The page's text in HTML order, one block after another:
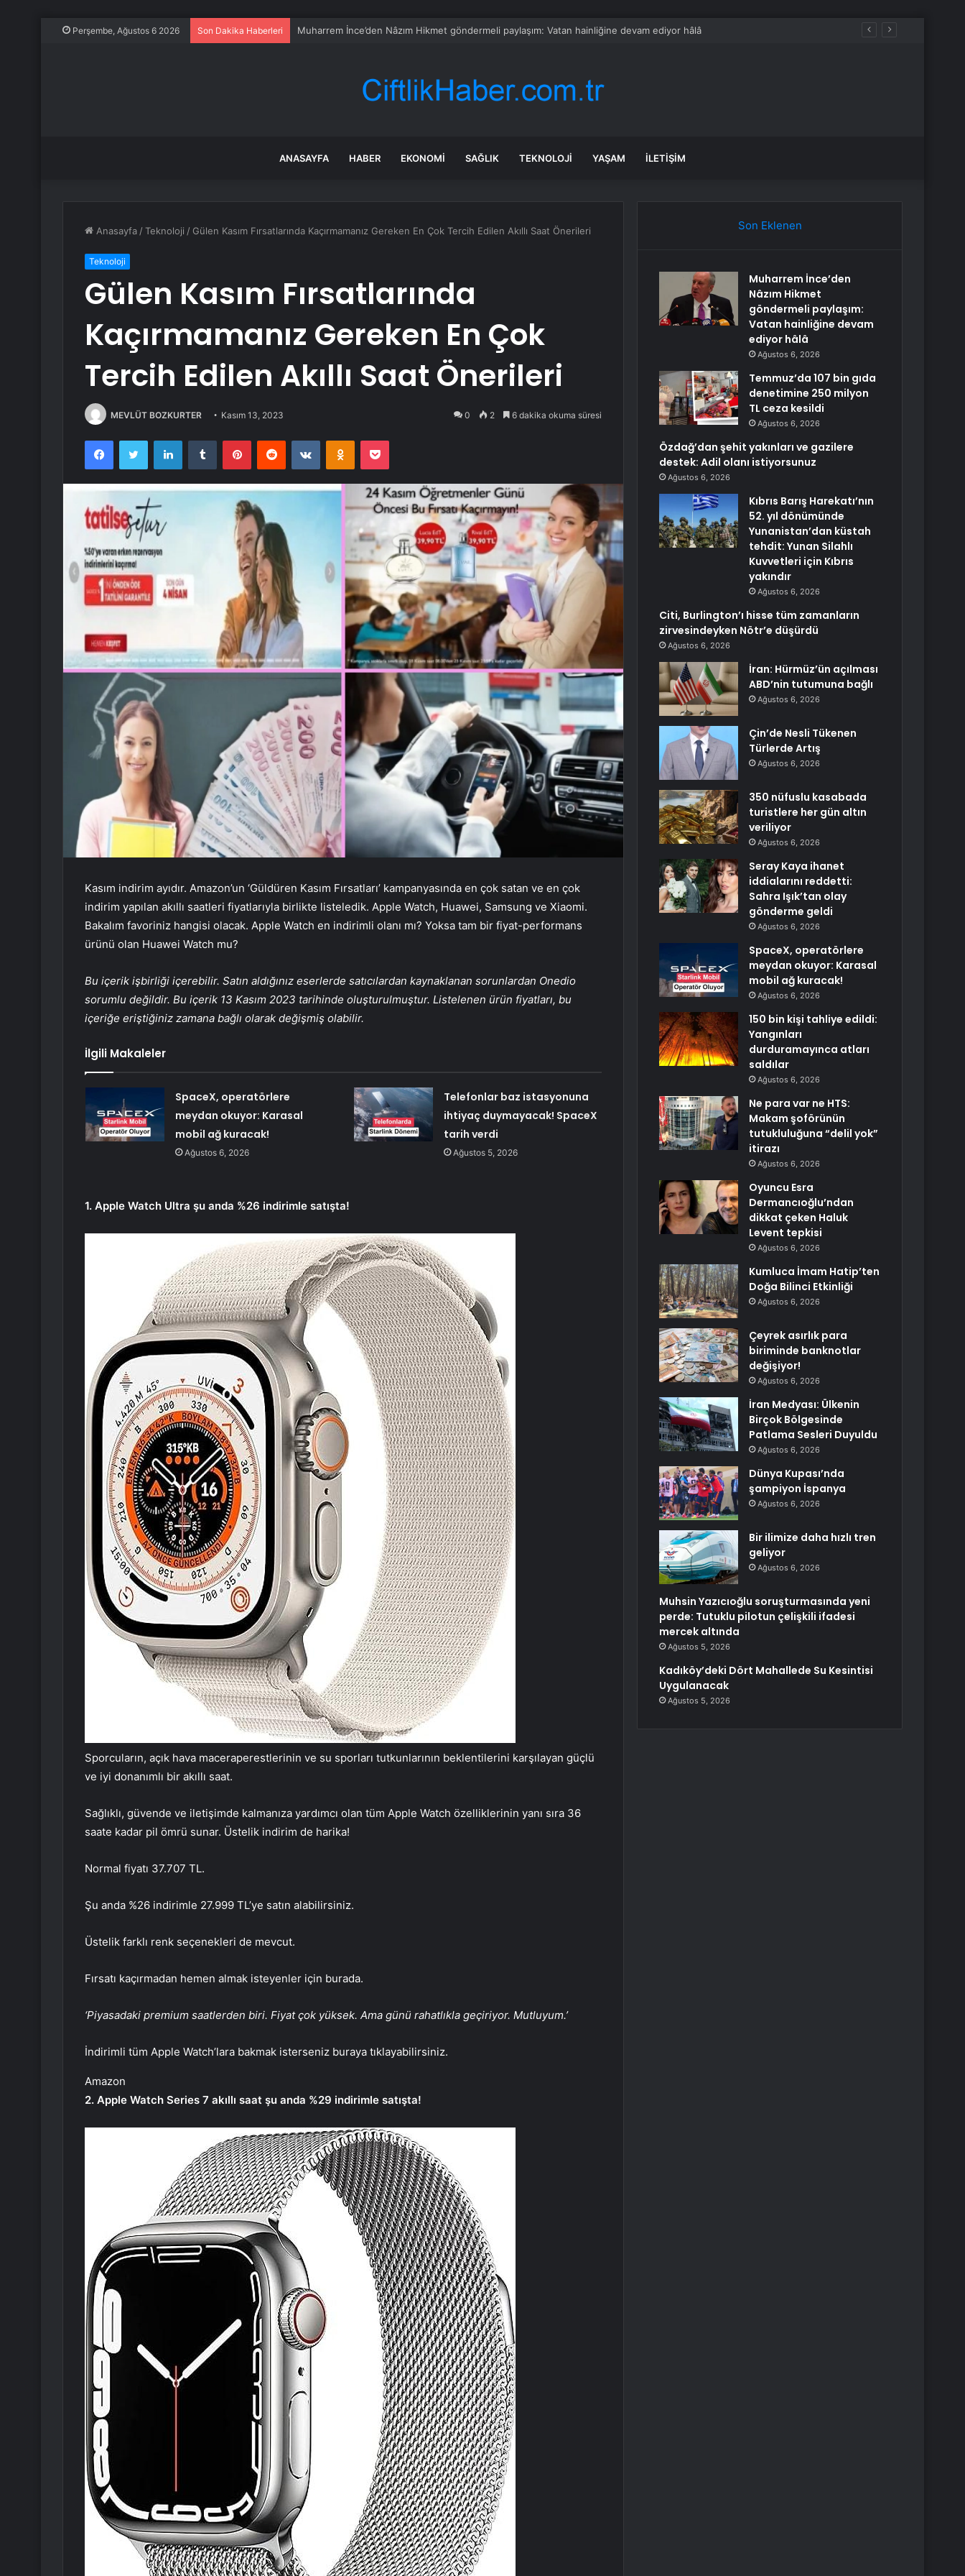
Perşembe, Ağustos 6 2026 Son Dakika Haberleri Temmuz’da 107 bin gıda denetimine 250 milyon TL ceza kesildi
ANASAYFA HABER EKONOMI SAĞLIK TEKNOLOJI YAŞAM İLETIŞIM
Anasayfa /Teknoloji / Gülen Kasım Fırsatlarında Kaçırmamanız Gereken En Çok Tercih Edilen Akıllı Saat Önerileri
Teknoloji
Gülen Kasım Fırsatlarında
Kaçırmamanız Gereken En Çok
Tercih Edilen Akıllı Saat Önerileri
MEVLÜT BOZKURTER Kasım 13, 2023 0 2 6 dakika okuma süresi
FacebookTwitter LinkedInTumblr PinterestReddit VKontakteOdnoklassniki
Pocket
Kasım indirim ayıdır. Amazon’un ‘Güldüren Kasım Fırsatları’ kampanyasında en çok satan ve en çok
indirim yapılan akıllı saatleri fiyatlarıyla birlikte listeledik. Apple Watch, Huawei, Samsung ve Xiaomi.
Bakalım favoriniz hangisi olacak. Apple Watch en indirimli olanı mı? Yoksa tam bir fiyat-performans
ürünü olan Huawei Watch mu?
Bu içerik işbirliği içerebilir. Satın aldığınız eserlerde satıcılardan kaynaklanan sorunlardan Onedio
sorumlu değildir. Bu içerik 13 Kasım 2023 tarihinde oluşturulmuştur. Listelenen ürün fiyatları, bu
içeriğe eriştiğiniz zamana bağlı olarak değişmiş olabilir.
İlgili Makaleler
SpaceX, operatörlere
meydan okuyor: Karasal
mobil ağ kuracak!
Ağustos 6, 2026
Telefonlar baz istasyonuna
ihtiyaç duymayacak! SpaceX
tarih verdi
Ağustos 5, 2026
1. Apple Watch Ultra şu anda %26 indirimle satışta!
Sporcuların, açık hava maceraperestlerinin ve su sporları tutkunlarının beklentilerini karşılayan güçlü
ve iyi donanımlı bir akıllı saat.
Sağlıklı, güvende ve iletişimde kalmanıza yardımcı olan tüm Apple Watch özelliklerinin yanı sıra 36
saate kadar pil ömrü sunar. Üstelik indirim de harika!
Normal fiyatı 37.707 TL.
Şu anda %26 indirimle 27.999 TL’ye satın alabilirsiniz.
Üstelik farklı renk seçenekleri de mevcut.
Fırsatı kaçırmadan hemen almak isteyenler için burada.
‘Piyasadaki premium saatlerden biri. Fiyat çok yüksek. Ama günü rahatlıkla geçiriyor. Mutluyum.’
İndirimli tüm Apple Watch’lara bakmak isterseniz buraya tıklayabilirsiniz.
Amazon
2. Apple Watch Series 7 akıllı saat şu anda %29 indirimle satışta!
Son Eklenen
Muharrem İnce’den
Nâzım Hikmet
göndermeli paylaşım:
Vatan hainliğine devam
ediyor hâlâ
Ağustos 6, 2026
Temmuz’da 107 bin gıda
denetimine 250 milyon
TL ceza kesildi
Ağustos 6, 2026
Özdağ’dan şehit yakınları ve gazilere
destek: Adil olanı istiyorsunuz
Ağustos 6, 2026
Kıbrıs Barış Harekatı’nın
52. yıl dönümünde
Yunanistan’dan küstah
tehdit: Yunan Silahlı
Kuvvetleri için Kıbrıs
yakındır
Ağustos 6, 2026
Citi, Burlington’ı hisse tüm zamanların
zirvesindeyken Nötr’e düşürdü
Ağustos 6, 2026
İran: Hürmüz’ün açılması
ABD’nin tutumuna bağlı
Ağustos 6, 2026
Çin’de Nesli Tükenen
Türlerde Artış
Ağustos 6, 2026
350 nüfuslu kasabada
turistlere her gün altın
veriliyor
Ağustos 6, 2026
Seray Kaya ihanet
iddialarını reddetti:
Sahra Işık’tan olay
gönderme geldi
Ağustos 6, 2026
SpaceX, operatörlere
meydan okuyor: Karasal
mobil ağ kuracak!
Ağustos 6, 2026
150 bin kişi tahliye edildi:
Yangınları
durduramayınca atları
saldılar
Ağustos 6, 2026
Ne para var ne HTS:
Makam şoförünün
tutukluluğuna “delil yok”
itirazı
Ağustos 6, 2026
Oyuncu Esra
Dermancıoğlu’ndan
dikkat çeken Haluk
Levent tepkisi
Ağustos 6, 2026
Kumluca İmam Hatip’ten
Doğa Bilinci Etkinliği
Ağustos 6, 2026
Çeyrek asırlık para
biriminde banknotlar
değişiyor!
Ağustos 6, 2026
İran Medyası: Ülkenin
Birçok Bölgesinde
Patlama Sesleri Duyuldu
Ağustos 6, 2026
Dünya Kupası’nda
şampiyon İspanya
Ağustos 6, 2026
Bir ilimize daha hızlı tren
geliyor
Ağustos 6, 2026
Muhsin Yazıcıoğlu soruşturmasında yeni
perde: Tutuklu pilotun çelişkili ifadesi
mercek altında
Ağustos 5, 2026
Kadıköy’deki Dört Mahallede Su Kesintisi
Uygulanacak
Ağustos 5, 2026